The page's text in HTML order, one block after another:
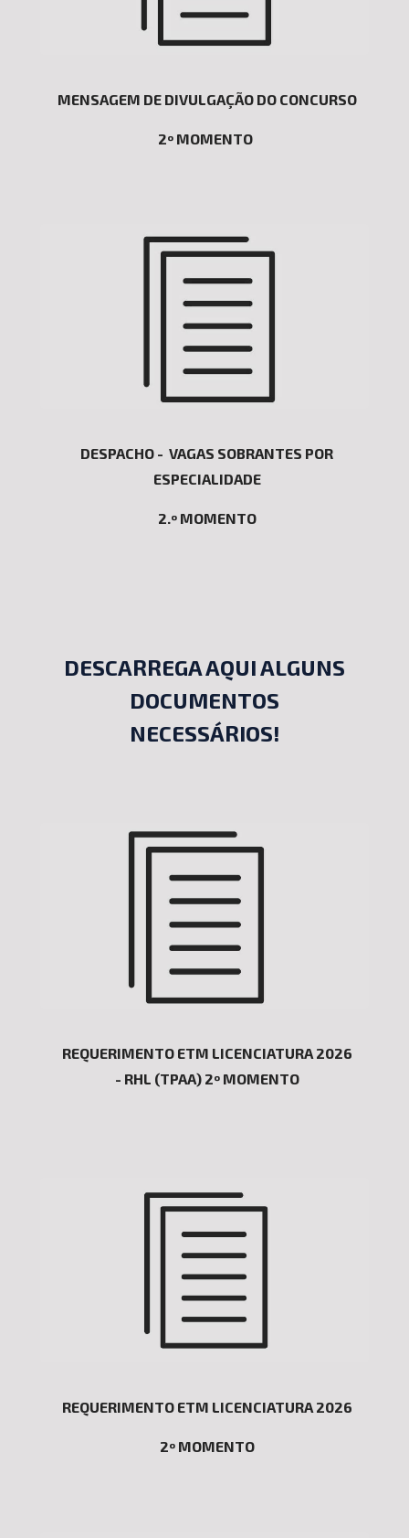
MENSAGEM DE DIVULGAÇÃO DO CONCURSO
2º MOMENTO
DESPACHO - VAGAS SOBRANTES POR
ESPECIALIDADE
2.º MOMENTO
DESCARREGA AQUI ALGUNS
DOCUMENTOS
NECESSÁRIOS!
REQUERIMENTO ETM LICENCIATURA 2026
- RHL (TPAA) 2º MOMENTO
REQUERIMENTO ETM LICENCIATURA 2026
2º MOMENTO